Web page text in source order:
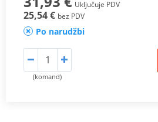
Uključuje PDV
25,54 € bez PDV
Po narudžbi
(komand)